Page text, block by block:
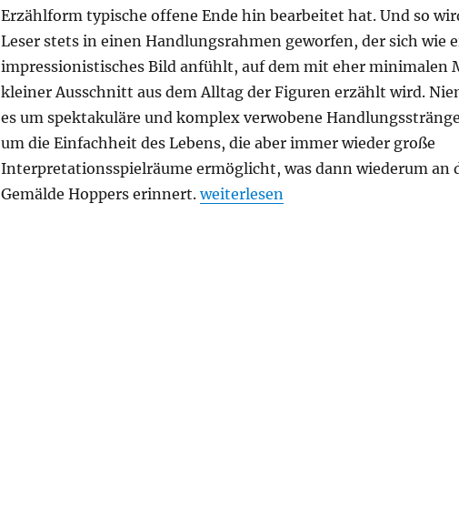
Erzählform typische offene Ende hin bearbeitet hat. Und so
Leser stets in einen Handlungsrahmen geworfen, der sich wie
impressionistisches Bild anfühlt, auf dem mit eher minimalen
kleiner Ausschnitt aus dem Alltag der Figuren erzählt wird.
es um spektakuläre und komplex verwobene
um die Einfachheit des Lebens, die aber immer wieder große
Interpretationsspielräume ermöglicht, was dann wiederum an
Gemälde Hoppers erinnert.„Raymond Carver – Wovon wir
weiterlesen